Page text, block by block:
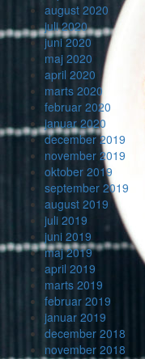
august 2020
juli 2020
juni 2020
maj 2020
april 2020
marts 2020
februar 2020
januar 2020
december 2019
november 2019
oktober 2019
september 2019
august 2019
juli 2019
juni 2019
maj 2019
april 2019
marts 2019
februar 2019
januar 2019
december 2018
november 2018